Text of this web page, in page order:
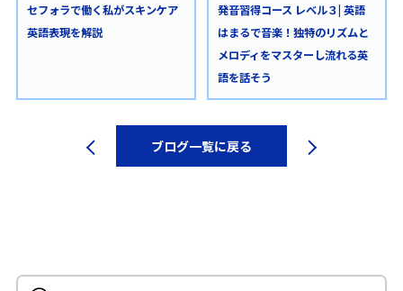
セフォラで働く私がスキンケア
英語表現を解説
発音習得コース レベル３| 英語
はまるで音楽！独特のリズムと
メロディをマスターし流れる英
語を話そう
ブログ一覧に戻る